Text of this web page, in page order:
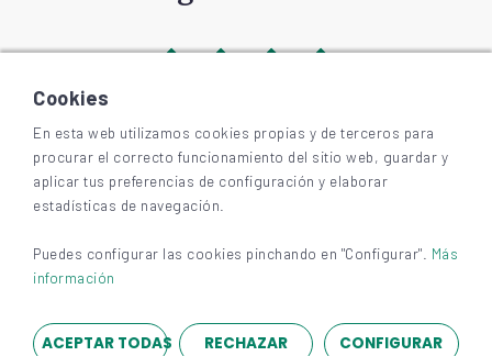
©2026 BIZKAIAGARA
Accesibilidad
Aviso legal y privacidad
Cookies
En esta web utilizamos cookies propias y de terceros para
procurar el correcto funcionamiento del sitio web, guardar y
aplicar tus preferencias de configuración y elaborar
estadísticas de navegación.
Puedes configurar las cookies pinchando en "Configurar". Más
información
ACEPTAR TODAS RECHAZAR CONFIGURAR